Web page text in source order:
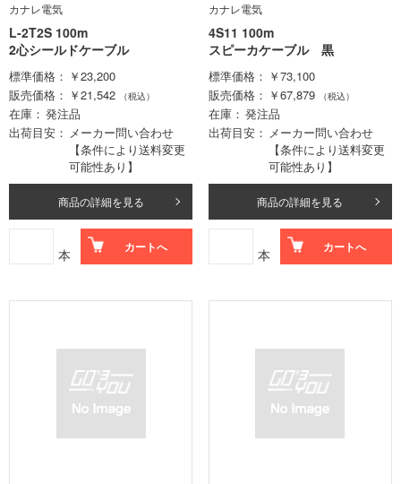
カナレ電気
L-2T2S 100m
2心シールドケーブル
標準価格
￥23,200
販売価格
￥21,542 （税込）
在庫
発注品
出荷目安
メーカー問い合わせ
【条件により送料変更
可能性あり】
商品の詳細を見る
本 カートへ
カナレ電気
4S11 100m
スピーカケーブル 黒
標準価格
￥73,100
販売価格
￥67,879 （税込）
在庫
発注品
出荷目安
メーカー問い合わせ
【条件により送料変更
可能性あり】
商品の詳細を見る
本 カートへ